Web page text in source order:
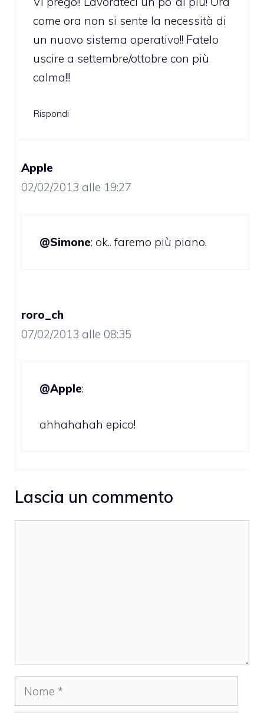
come ora non si sente la necessità di
un nuovo sistema operativo!! Fatelo
uscire a settembre/ottobre con più
calma!!!
Rispondi
Apple
02/02/2013 alle 19:27
@Simone: ok.. faremo più piano.
roro_ch
07/02/2013 alle 08:35
@Apple:
ahhahahah epico!
Lascia un commento
Nome